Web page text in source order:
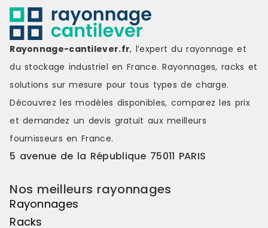
Rayonnage-cantilever.fr, l’expert du rayonnage et
du stockage industriel en France. Rayonnages, racks et
solutions sur mesure pour tous types de charge.
Découvrez les modèles disponibles, comparez les prix
et demandez un devis gratuit aux meilleurs
fournisseurs en France.
5 avenue de la République 75011 PARIS
Nos meilleurs rayonnages
Rayonnages
Racks